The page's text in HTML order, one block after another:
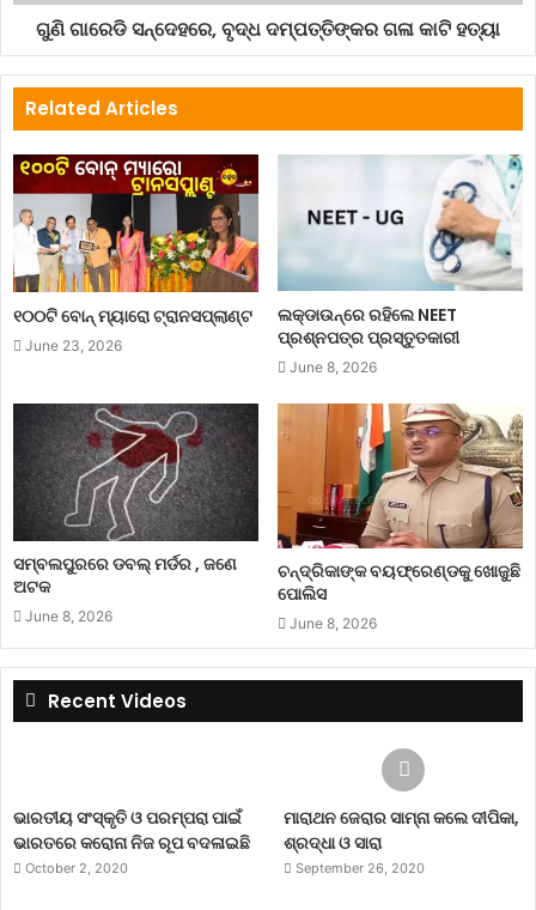
ଗୁଣି ଗାରେଡି ସନ୍ଦେହରେ, ବୃଦ୍ଧ ଦମ୍ପତ୍ତିଙ୍କର ଗଳା କାଟି ହତ୍ୟା
Related Articles
୧୦୦ଟି ବୋନ୍ ମ୍ୟାରୋ ଟ୍ରାନସପ୍ଲାଣ୍ଟ
June 23, 2026
ଲକ୍‌ଡାଉନ୍‌ରେ ରହିଲେ NEET
ପ୍ରଶ୍ନପତ୍ର ପ୍ରସ୍ତୁତକାରୀ
June 8, 2026
ସମ୍ବଲପୁରରେ ଡବଲ୍ ମର୍ଡର , ଜଣେ
ଅଟକ
June 8, 2026
ଚନ୍ଦ୍ରିକାଙ୍କ ବୟଫ୍ରେଣ୍ଡକୁ ଖୋଜୁଛି
ପୋଲିସ
June 8, 2026
Recent Videos
ଭାରତୀୟ ସଂସ୍କୃତି ଓ ପରମ୍ପରା ପାଇଁ
ଭାରତରେ କରୋନା ନିଜ ରୂପ ବଦଳାଇଛି
October 2, 2020
ମାରାଥନ ଜେରାର ସାମ୍ନା କଲେ ଦୀପିକା,
ଶ୍ରଦ୍ଧା ଓ ସାରା
September 26, 2020